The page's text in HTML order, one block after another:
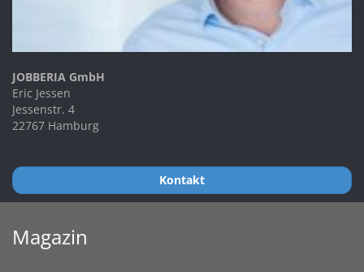
JOBBERIA GmbH
Eric Jessen
Jessenstr. 4
22767 Hamburg
Kontakt
Magazin